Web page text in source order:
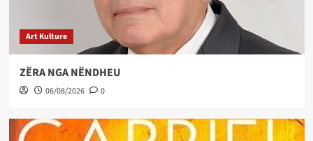
Art Kulture
ZËRA NGA NËNDHEU
06/08/2026 0